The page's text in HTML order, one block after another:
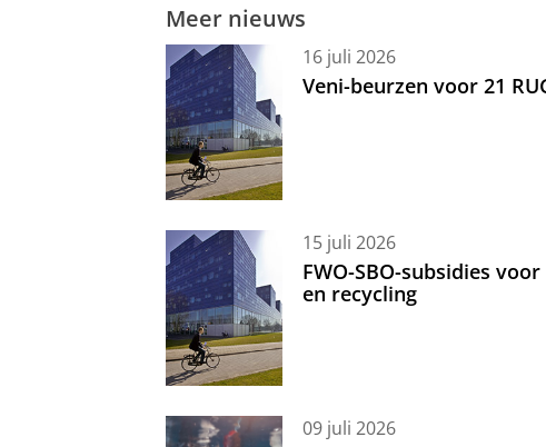
Meer nieuws
16 juli 2026
Veni-beurzen voor 21
15 juli 2026
FWO-SBO-subsidies
en recycling
09 juli 2026